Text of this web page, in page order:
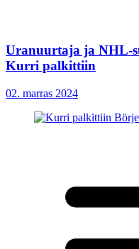
Uranuurtaja ja NHL-
Kurri palkittiin
02. marras 2024